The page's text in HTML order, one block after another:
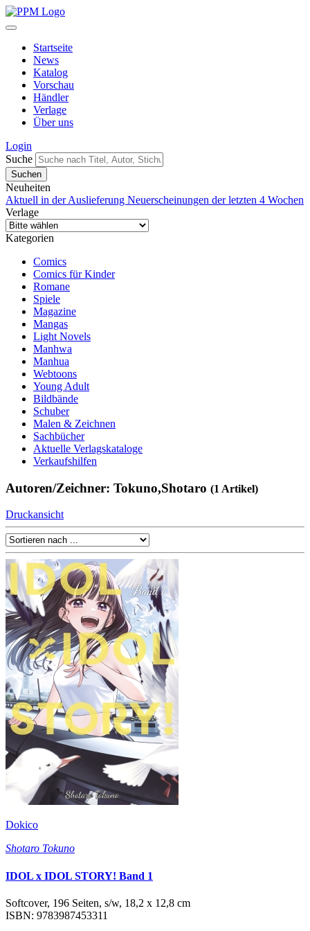
Startseite
News
Katalog
Vorschau
Händler
Verlage
Über uns
Login
Suche
Neuheiten
Aktuell in der Auslieferung Neuerscheinungen der letzten 4 Wochen
Verlage
Kategorien
Comics
Comics für Kinder
Romane
Spiele
Magazine
Mangas
Light Novels
Manhwa
Manhua
Webtoons
Young Adult
Bildbände
Schuber
Malen & Zeichnen
Sachbücher
Aktuelle Verlagskataloge
Verkaufshilfen
Autoren/Zeichner: Tokuno,Shotaro (1 Artikel)
Druckansicht
Dokico
Shotaro Tokuno
IDOL x IDOL STORY! Band 1
Softcover, 196 Seiten, s/w, 18,2 x 12,8 cm
ISBN: 9783987453311